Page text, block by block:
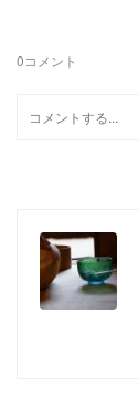
0コメント